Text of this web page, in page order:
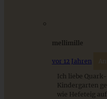
mellimille
vor 12 Jahren
Ich liebe
Kindergarten
wie Hefeteig